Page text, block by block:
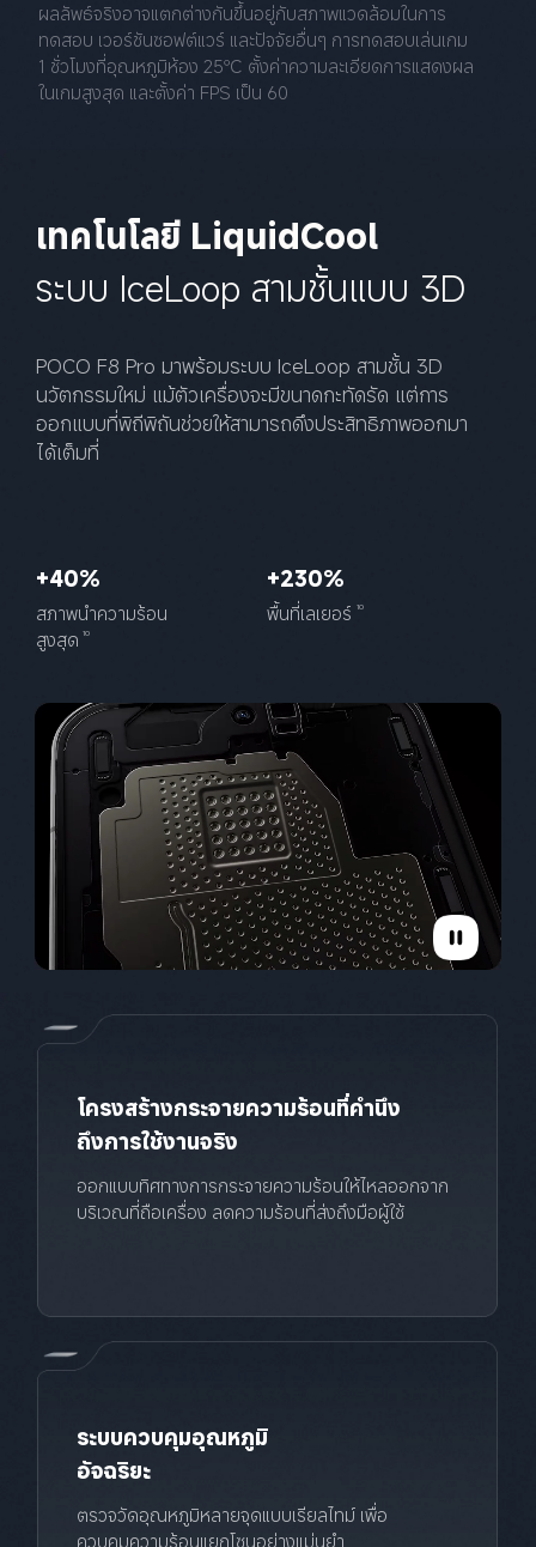
ผลลัพธ์จริงอาจแตกต่างกันขึ้นอยู่กับสภาพแวดล้อมในการ
ทดสอบ เวอร์ชันซอฟต์แวร์ และปัจจัยอื่นๆ การทดสอบเล่นเกม
1 ชั่วโมงที่อุณหภูมิห้อง 25℃ ตั้งค่าความละเอียดการแสดงผล
ในเกมสูงสุด และตั้งค่า FPS เป็น 60
เทคโนโลยี LiquidCool
ระบบ IceLoop สามชั้นแบบ 3D
POCO F8 Pro มาพร้อมระบบ IceLoop สามชั้น 3D
นวัตกรรมใหม่ แม้ตัวเครื่องจะมีขนาดกะทัดรัด แต่การ
ออกแบบที่พิถีพิถันช่วยให้สามารถดึงประสิทธิภาพออกมา
ได้เต็มที่
+40%
สภาพนำความร้อน
สูงสุด 10
+230%
พื้นที่เลเยอร์ 10
โครงสร้างกระจายความร้อนที่คำนึง
ถึงการใช้งานจริง
ออกแบบทิศทางการกระจายความร้อนให้ไหลออกจาก
บริเวณที่ถือเครื่อง ลดความร้อนที่ส่งถึงมือผู้ใช้
ระบบควบคุมอุณหภูมิ
อัจฉริยะ
ตรวจวัดอุณหภูมิหลายจุดแบบเรียลไทม์ เพื่อ
ควบคุมความร้อนแยกโซนอย่างแม่นยำ